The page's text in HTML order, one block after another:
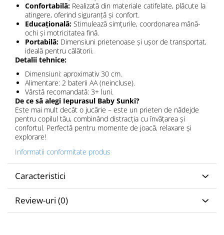
Confortabilă: Realizată din materiale catifelate, plăcute la
atingere, oferind siguranță și confort.
Educațională: Stimulează simțurile, coordonarea mână-
ochi și motricitatea fină.
Portabilă: Dimensiuni prietenoase și ușor de transportat,
ideală pentru călătorii.
Detalii tehnice:
Dimensiuni: aproximativ 30 cm.
Alimentare: 2 baterii AA (neincluse).
Vârstă recomandată: 3+ luni.
De ce să alegi Iepurasul Baby Sunki?
Este mai mult decât o jucărie – este un prieten de nădejde
pentru copilul tău, combinând distracția cu învățarea și
confortul. Perfectă pentru momente de joacă, relaxare și
explorare!
Informatii conformitate produs
Caracteristici
Review-uri (0)